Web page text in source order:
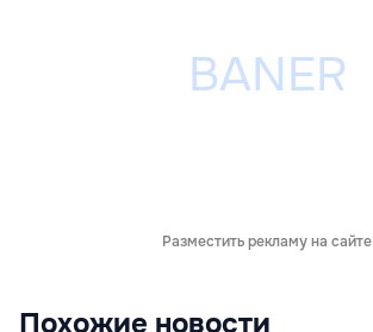
Разместить рекламу на сайте
Похожие новости